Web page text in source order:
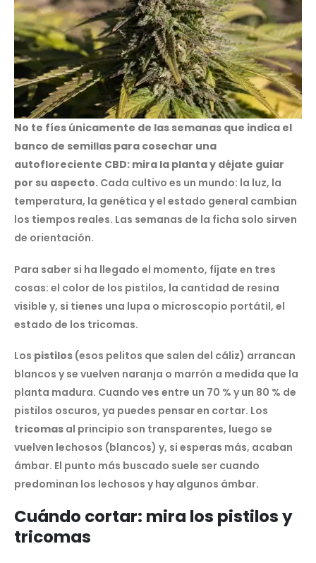
No te fíes únicamente de las semanas que indica el
banco de semillas para cosechar una
autofloreciente CBD: mira la planta y déjate guiar
por su aspecto. Cada cultivo es un mundo: la luz, la
temperatura, la genética y el estado general cambian
los tiempos reales. Las semanas de la ficha solo sirven
de orientación.
Para saber si ha llegado el momento, fíjate en tres
cosas: el color de los pistilos, la cantidad de resina
visible y, si tienes una lupa o microscopio portátil, el
estado de los tricomas.
Los pistilos (esos pelitos que salen del cáliz) arrancan
blancos y se vuelven naranja o marrón a medida que la
planta madura. Cuando ves entre un 70 % y un 80 % de
pistilos oscuros, ya puedes pensar en cortar. Los
tricomas al principio son transparentes, luego se
vuelven lechosos (blancos) y, si esperas más, acaban
ámbar. El punto más buscado suele ser cuando
predominan los lechosos y hay algunos ámbar.
Cuándo cortar: mira los pistilos y
tricomas